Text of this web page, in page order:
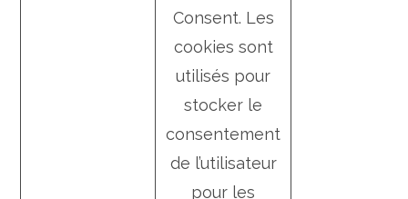
Consent. Les
cookies sont
utilisés pour
stocker le
consentement
de l’utilisateur
pour les